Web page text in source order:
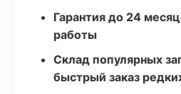
Гарантия до 24
работы
Склад популярных
быстрый заказ